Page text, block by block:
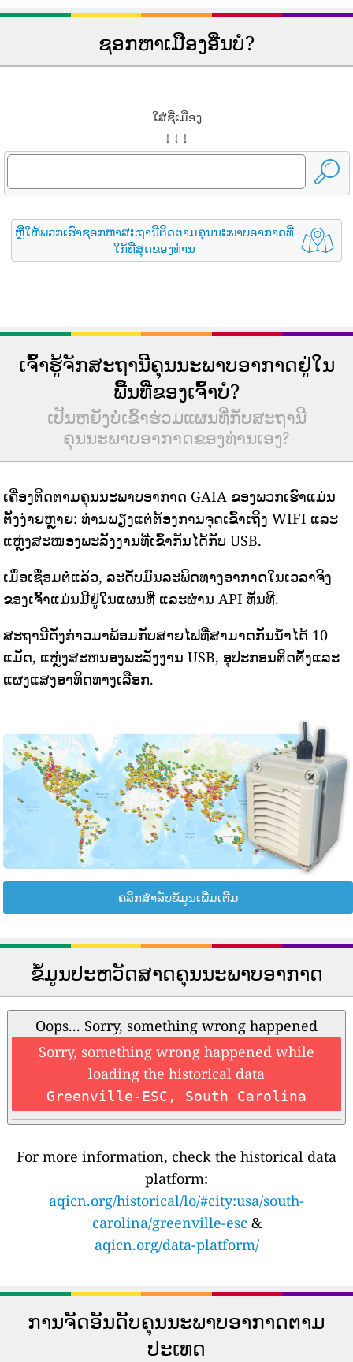
ຊອກຫາເມືອງອື່ນບໍ?
ໃສ່ຊື່ເມືອງ
↓ ↓ ↓
ຫຼືໃຫ້ພວກເຮົາຊອກຫາສະຖານີຕິດຕາມຄຸນນະພາບອາກາດທີ່
ໃກ້ທີ່ສຸດຂອງທ່ານ
ເຈົ້າຮູ້ຈັກສະຖານີຄຸນນະພາບອາກາດຢູ່ໃນ
ພື້ນທີ່ຂອງເຈົ້າບໍ?
ເປັນຫຍັງບໍ່ເຂົ້າຮ່ວມແຜນທີ່ກັບສະຖານີ
ຄຸນນະພາບອາກາດຂອງທ່ານເອງ?
ເຄື່ອງຕິດຕາມຄຸນນະພາບອາກາດ GAIA ຂອງພວກເຮົາແມ່ນ
ຕັ້ງງ່າຍຫຼາຍ: ທ່ານພຽງແຕ່ຕ້ອງການຈຸດເຂົ້າເຖິງ WIFI ແລະ
ແຫຼ່ງສະໜອງພະລັງງານທີ່ເຂົ້າກັນໄດ້ກັບ USB.
ເມື່ອເຊື່ອມຕໍ່ແລ້ວ, ລະດັບມົນລະພິດທາງອາກາດໃນເວລາຈິງ
ຂອງເຈົ້າແມ່ນມີຢູ່ໃນແຜນທີ່ ແລະຜ່ານ API ທັນທີ.
ສະຖານີດັ່ງກ່າວມາພ້ອມກັບສາຍໄຟທີ່ສາມາດກັນນ້ໍາໄດ້ 10
ແມັດ, ແຫຼ່ງສະຫນອງພະລັງງານ USB, ອຸປະກອນຕິດຕັ້ງແລະ
ແຜງແສງອາທິດທາງເລືອກ.
ຄລິກສຳລັບຂໍ້ມູນເພີ່ມເຕີມ
ຂໍ້ມູນປະຫວັດສາດຄຸນນະພາບອາກາດ
Oops... Sorry, something wrong happened
Sorry, something wrong happened while
loading the historical data
Greenville-ESC, South Carolina
For more information, check the historical data
platform:
aqicn.org/historical/lo/#city:usa/south-
carolina/greenville-esc &
aqicn.org/data-platform/
ການຈັດອັນດັບຄຸນນະພາບອາກາດຕາມ
ປະເທດ